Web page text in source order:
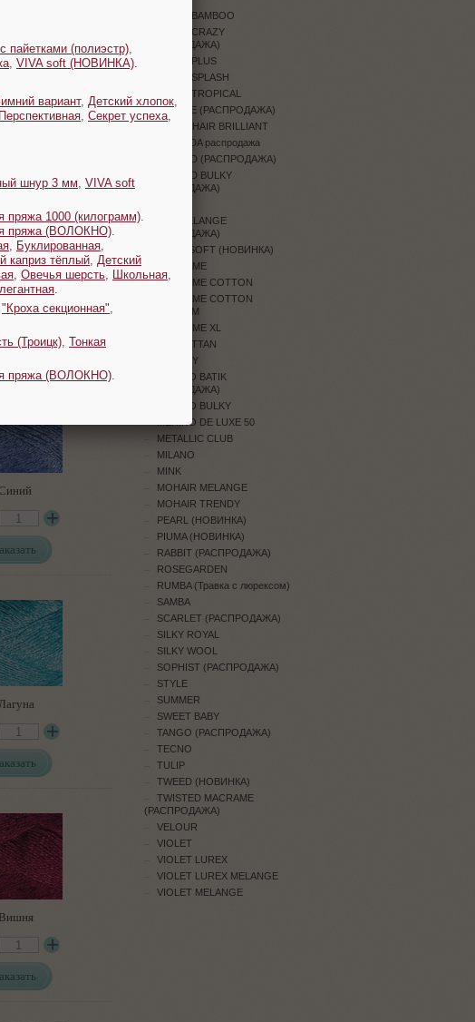
Вишня
JEANS BAMBOO
JEANS CRAZY
(РАСПРОДАЖА)
JEANS PLUS
JEANS SPLASH
JEANS TROPICAL
JUNGLE (РАСПРОДАЖА)
KID MOHAIR BRILLIANT
LAMBADA распродажа
LEGEND (РАСПРОДАЖА)
LEGEND BULKY
(РАСПРОДАЖА)
LILY MELANGE
(РАСПРОДАЖА)
LINEN SOFT (НОВИНКА)
MACRAME
MACRAME COTTON
MACRAME COTTON
SPECTRUM
MACRAME XL
MANHATTAN
MELODY
MERINO BATIK
(РАСПРОДАЖА)
MERINO BULKY
MERINO DE LUXE 50
METALLIC CLUB
MILANO
MINK
MOHAIR MELANGE
MOHAIR TRENDY
PEARL (НОВИНКА)
PIUMA (НОВИНКА)
RABBIT (РАСПРОДАЖА)
ROSEGARDEN
RUMBA (Травка с люрексом)
SAMBA
SCARLET (РАСПРОДАЖА)
SILKY ROYAL
SILKY WOOL
SOPHIST (РАСПРОДАЖА)
STYLE
SUMMER
SWEET BABY
TANGO (РАСПРОДАЖА)
TECNO
TULIP
TWEED (НОВИНКА)
TWISTED MACRAME
(РАСПРОДАЖА)
VELOUR
VIOLET
VIOLET LUREX
VIOLET LUREX MELANGE
VIOLET MELANGE
пайетками (полиэстр)
VIVA soft (НОВИНКА)
вариант, Детский хлопок
Перспективная Секрет успеха
шнур 3 мм VIVA soft
пряжа 1000 (килограмм)
пряжа (ВОЛОКНО)
Буклированная
каприз тёплый Детский
Овечья шерсть Школьная
"Кроха секционная"
(Троицк) Тонкая
пряжа (ВОЛОКНО)